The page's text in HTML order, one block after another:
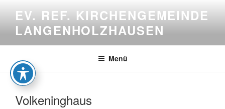
springen
EV. REF. KIRCHENGEMEINDE
LANGENHOLZHAUSEN
Menü
Volkeninghaus